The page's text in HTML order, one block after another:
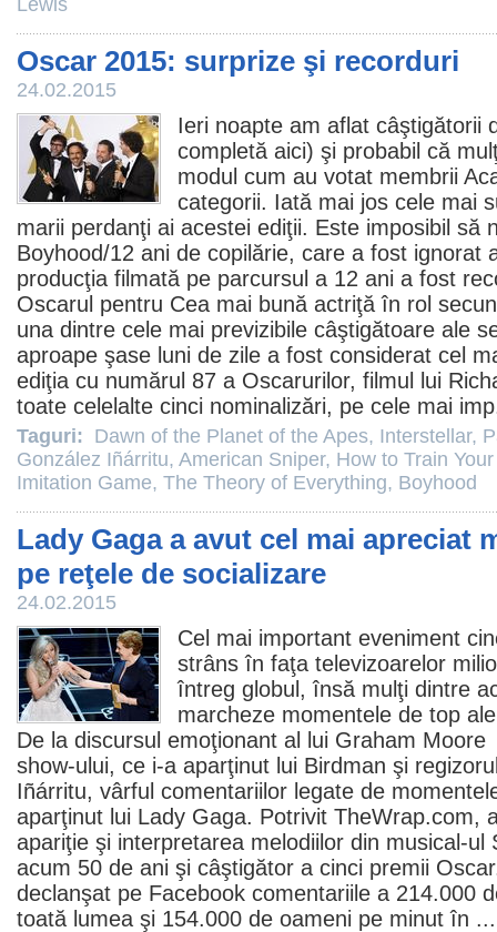
Lewis
Oscar 2015: surprize şi recorduri
24.02.2015
Ieri noapte am aflat câştigătorii
completă aici) şi probabil că
modul cum au votat membrii
categorii. Iată mai jos cele mai
marii perdanţi ai acestei ediţii. Este imposibil să
Boyhood/12 ani de copilărie, care a fost ignorat
producţia filmată pe parcursul a 12 ani a fost
Oscarul pentru Cea mai bună actriţă în rol
una dintre cele mai previzibile câştigătoare ale
aproape şase luni de zile a fost considerat cel
ediţia cu numărul 87 a Oscarurilor, filmul
lui
toate celelalte cinci nominalizări, pe cele mai
Taguri: Dawn of the Planet of the Apes, Interstellar,
González Iñárritu, American Sniper, How to Train
Imitation Game, The Theory of Everything, Boyhood
Lady Gaga a avut cel mai apreciat
pe reţele de socializare
24.02.2015
Cel mai important eveniment
strâns în faţa televizoarelor
întreg globul, însă mulţi dintre
marcheze momentele de top
De la discursul emoţionant al lui Graham Moore
show-ului, ce i-a aparţinut lui Birdman şi
Iñárritu, vârful comentariilor legate de
aparţinut lui Lady Gaga. Potrivit TheWrap.com,
apariţie şi interpretarea melodiilor din musical-ul
acum 50 de ani şi câştigător a cinci premii Oscar
declanşat pe Facebook comentariile a 214.000
toată lumea şi 154.000 de oameni pe minut în